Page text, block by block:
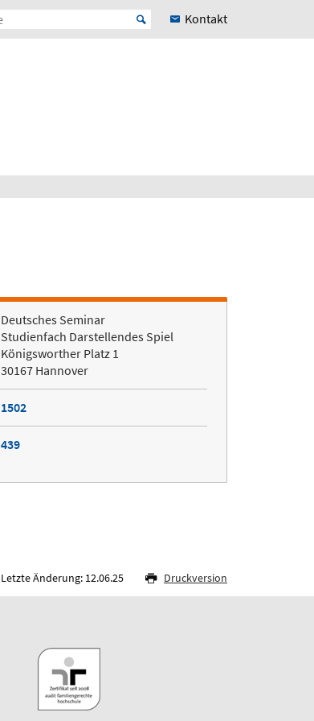
Kontakt
Deutsches Seminar
Studienfach Darstellendes Spiel
Königsworther Platz 1
30167 Hannover
1502
439
Letzte Änderung: 12.06.25 Druckversion